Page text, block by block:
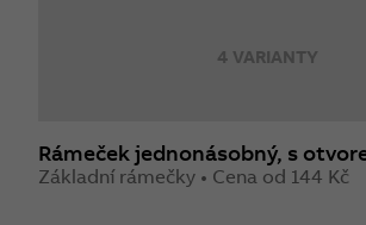
4 VARIANTY
Rámeček jednonásobný, s
Základní rámečky • Cena od 144 Kč